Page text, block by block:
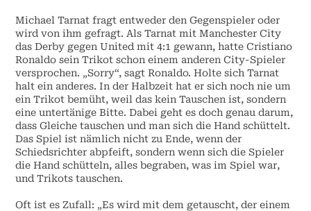
Michael Tarnat fragt entweder den Gegenspieler oder
wird von ihm gefragt. Als Tarnat mit Manchester City
das Derby gegen United mit 4:1 gewann, hatte Cristiano
Ronaldo sein Trikot schon einem anderen City-Spieler
versprochen. „Sorry“, sagt Ronaldo. Holte sich Tarnat
halt ein anderes. In der Halbzeit hat er sich noch nie um
ein Trikot bemüht, weil das kein Tauschen ist, sondern
eine untertänige Bitte. Dabei geht es doch genau darum,
dass Gleiche tauschen und man sich die Hand schüttelt.
Das Spiel ist nämlich nicht zu Ende, wenn der
Schiedsrichter abpfeift, sondern wenn sich die Spieler
die Hand schütteln, alles begraben, was im Spiel war,
und Trikots tauschen.
Oft ist es Zufall: „Es wird mit dem getauscht, der einem